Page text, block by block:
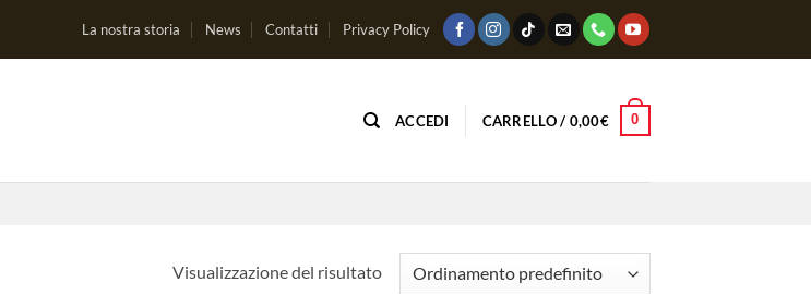
La nostra storia News Contatti Privacy Policy
ACCEDI CARRELLO / 0,00€ 0
Visualizzazione del risultato